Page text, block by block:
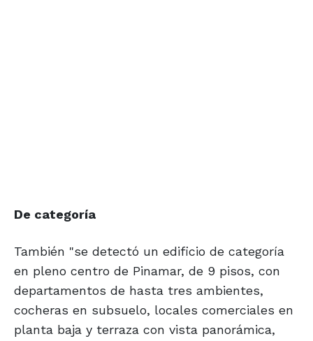
De categoría
También "se detectó un edificio de categoría
en pleno centro de Pinamar, de 9 pisos, con
departamentos de hasta tres ambientes,
cocheras en subsuelo, locales comerciales en
planta baja y terraza con vista panorámica,